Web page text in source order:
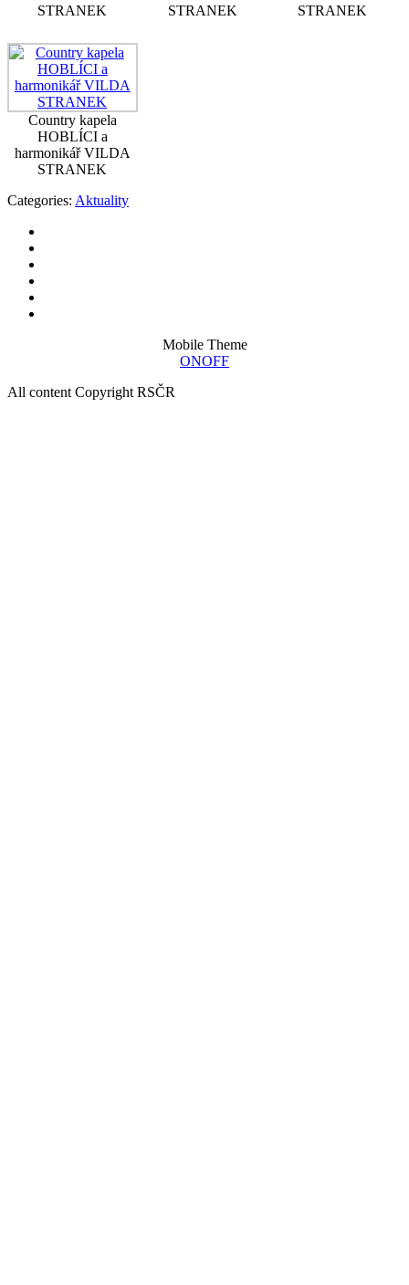
STRANEK
STRANEK
STRANEK
Country kapela
HOBLÍCI a
harmonikář VILDA
STRANEK
Categories: Aktuality
Mobile Theme
ONOFF
All content Copyright RSČR